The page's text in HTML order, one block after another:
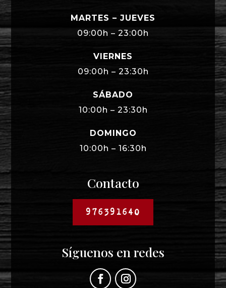
MARTES – JUEVES
09:00h – 23:00h
VIERNES
09:00h – 23:30h
SÁBADO
10:00h – 23:30h
DOMINGO
10:00h – 16:30h
Contacto
976391640
Síguenos en redes